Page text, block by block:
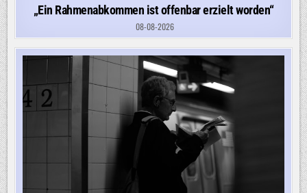
„Ein Rahmenabkommen ist offenbar erzielt worden“
08-08-2026